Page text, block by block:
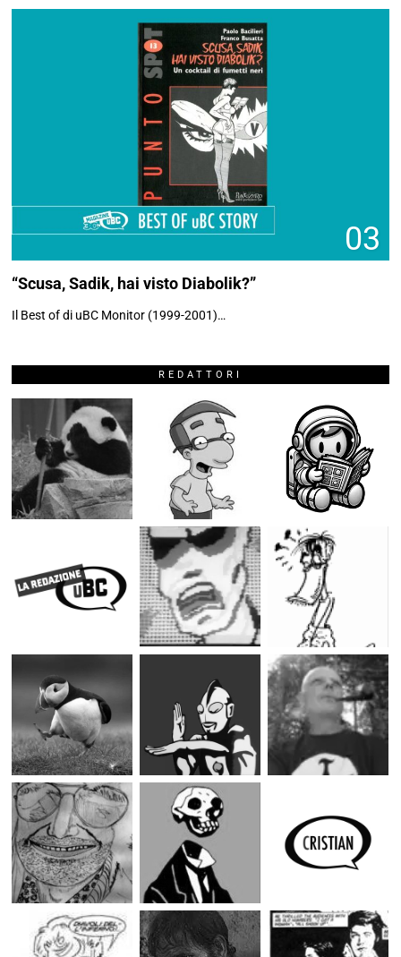
03
“Scusa, Sadik, hai visto Diabolik?”
Il Best of di uBC Monitor (1999-2001)…
REDATTORI